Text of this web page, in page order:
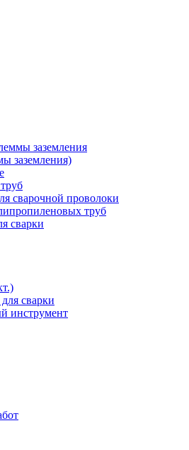
заземления
заземления)
сварочной проволоки
труб
сварки
сварки
инструмент